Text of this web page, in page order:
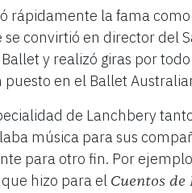
rápidamente la fama
convirtió en director del
y realizó giras por
en el Ballet
de Lanchbery
música para sus
para otro fin. Por
hizo para el Cuentos